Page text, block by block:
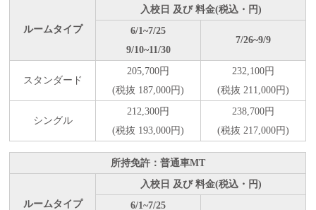
ルームタイプ
入校日 及び 料金(税込・円)
6/1~7/25
9/10~11/30
7/26~9/9
スタンダード
205,700円
(税抜 187,000円)
232,100円
(税抜 211,000円)
シングル
212,300円
(税抜 193,000円)
238,700円
(税抜 217,000円)
所持免許：普通車MT
ルームタイプ
入校日 及び 料金(税込・円)
6/1~7/25